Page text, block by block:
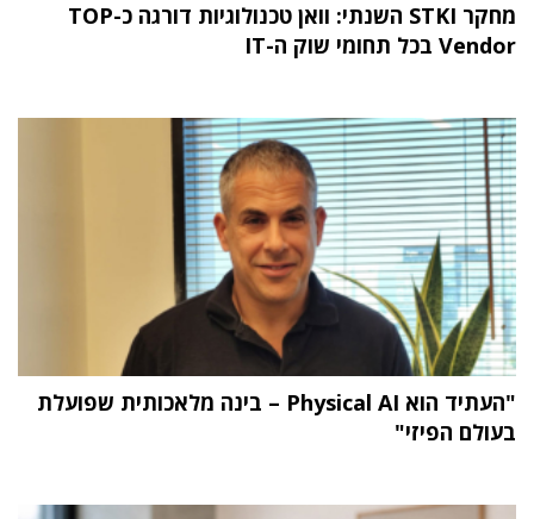
מחקר STKI השנתי: וואן טכנולוגיות דורגה כ-TOP
Vendor בכל תחומי שוק ה-IT
"העתיד הוא Physical AI – בינה מלאכותית שפועלת
בעולם הפיזי"